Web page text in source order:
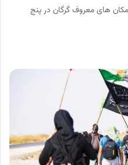
مکان های معروف گرگان در پنج